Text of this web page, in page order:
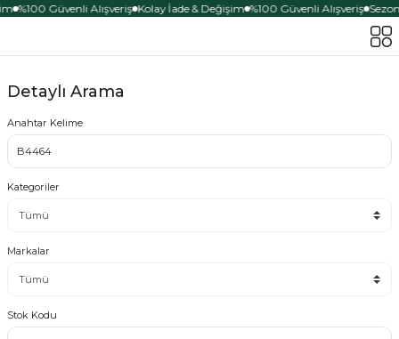
%100 Güvenli Alışveriş Kolay İade & Değişim %100 Güvenli Alışveriş
Detaylı Arama
Anahtar Kelime
Kategoriler
Markalar
Stok Kodu